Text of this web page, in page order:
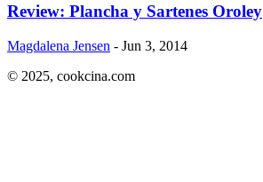
​Review: Plancha y Sartenes Oroley
Magdalena Jensen - Jun 3, 2014
© 2025, cookcina.com